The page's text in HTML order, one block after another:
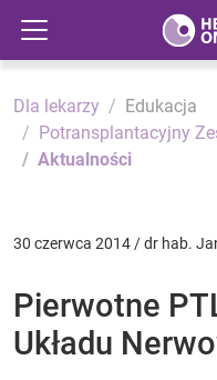
Dla lekarzy
Edukacja
Potransplantacyjny
Aktualności
30 czerwca 2014 / dr hab.
Pierwotne
Układu